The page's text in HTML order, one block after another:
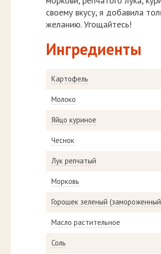
своему вкусу, я добавила
желанию. Угощайтесь!
Ингредиенты
Картофель
Молоко
Яйцо куриное
Чеснок
Лук репчатый
Морковь
Горошек зеленый
Масло растительное
Соль